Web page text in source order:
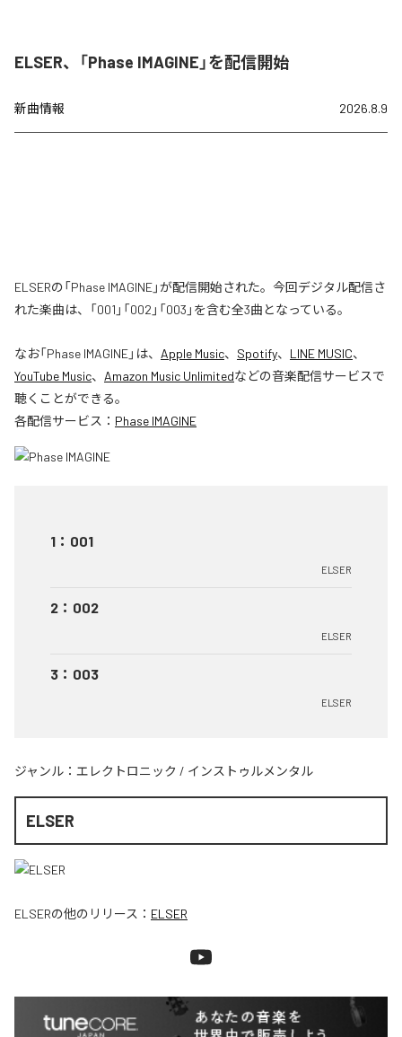
ELSER、「Phase IMAGINE」を配信開始
新曲情報 2026.8.9
ELSERの「Phase IMAGINE」が配信開始された。今回デジタル配信さ
れた楽曲は、「001」「002」「003」を含む全3曲となっている。
なお「Phase IMAGINE」は、 Apple Music、 Spotify、 LINE MUSIC、
YouTube Music、 Amazon Music Unlimitedなどの音楽配信サービスで
聴くことができる。
各配信サービス： Phase IMAGINE
1 ： 001
ELSER
2 ： 002
ELSER
3 ： 003
ELSER
ジャンル： エレクトロニック / インストゥルメンタル
ELSER
ELSERの他のリリース： ELSER